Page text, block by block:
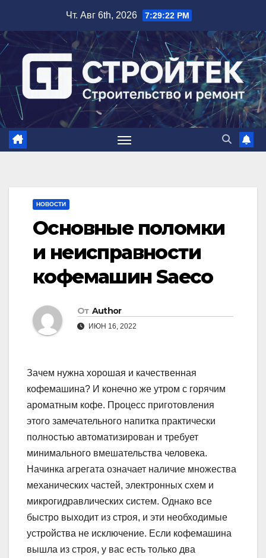
содержимому
Чт. Авг 6th, 2026 7:29:23 PM
НОВОСТИ
Основные поломки
и неисправности
кофемашин Saeco
От Author
ИЮН 16, 2022
Зачем нужна хорошая и качественная
кофемашина? И конечно же утром с горячим
ароматным кофе. Процесс приготовления
этого замечательного напитка практически
полностью автоматизирован и требует
минимального вмешательства человека.
Начинка агрегата означает наличие множества
механических частей, электронных схем и
микрогидравлических систем. Однако все
быстро выходит из строя, и эти необходимые
устройства не исключение. Если кофемашина
вышла из строя, у вас есть только два